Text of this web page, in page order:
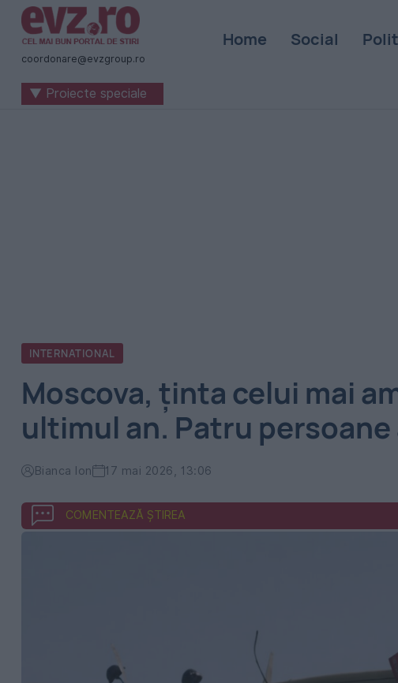
Știri
naționale
internaționale
coordonare@evzgroup.ro
Home Social
▼ Proiecte speciale
INTERNATIONAL
Moscova, ţinta celui mai
ultimul an. Patru
Bianca Ion 17 mai 2026, 13:06
COMENTEAZĂ ȘTIREA